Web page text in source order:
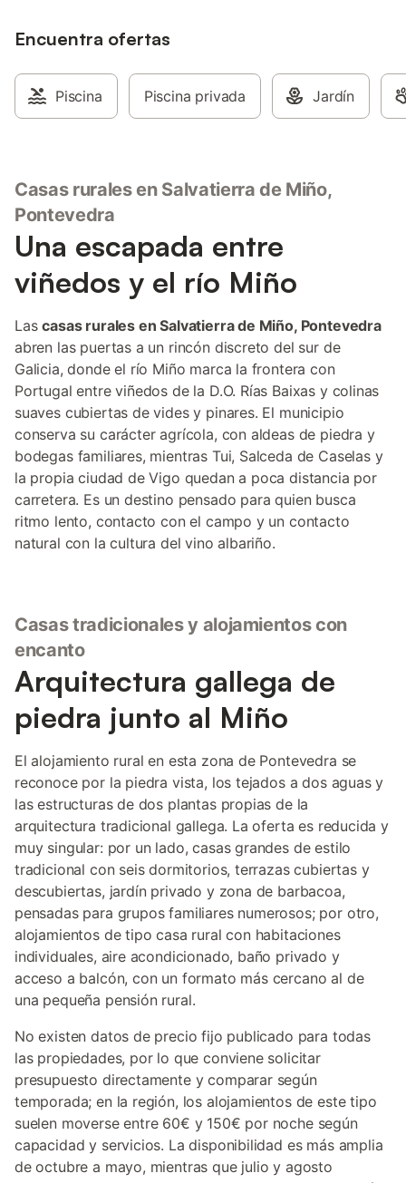
aire acondicionado.
Encuentra ofertas
Piscina Piscina privada Jardín
Casas rurales en Salvatierra de Miño,
Pontevedra
Una escapada entre
viñedos y el río Miño
Lascasas rurales en Salvatierra de Miño, Pontevedra
abren las puertas a un rincón discreto del sur de
Galicia, donde el río Miño marca la frontera con
Portugal entre viñedos de la D.O. Rías Baixas y colinas
suaves cubiertas de vides y pinares. El municipio
conserva su carácter agrícola, con aldeas de piedra y
bodegas familiares, mientras Tui, Salceda de Caselas y
la propia ciudad de Vigo quedan a poca distancia por
carretera. Es un destino pensado para quien busca
ritmo lento, contacto con el campo y un contacto
natural con la cultura del vino albariño.
Casas tradicionales y alojamientos con
encanto
Arquitectura gallega de
piedra junto al Miño
El alojamiento rural en esta zona de Pontevedra se
reconoce por la piedra vista, los tejados a dos aguas y
las estructuras de dos plantas propias de la
arquitectura tradicional gallega. La oferta es reducida y
muy singular: por un lado, casas grandes de estilo
tradicional con seis dormitorios, terrazas cubiertas y
descubiertas, jardín privado y zona de barbacoa,
pensadas para grupos familiares numerosos; por otro,
alojamientos de tipo casa rural con habitaciones
individuales, aire acondicionado, baño privado y
acceso a balcón, con un formato más cercano al de
una pequeña pensión rural.
No existen datos de precio fijo publicado para todas
las propiedades, por lo que conviene solicitar
presupuesto directamente y comparar según
temporada; en la región, los alojamientos de este tipo
suelen moverse entre 60€ y 150€ por noche según
capacidad y servicios. La disponibilidad es más amplia
de octubre a mayo, mientras que julio y agosto